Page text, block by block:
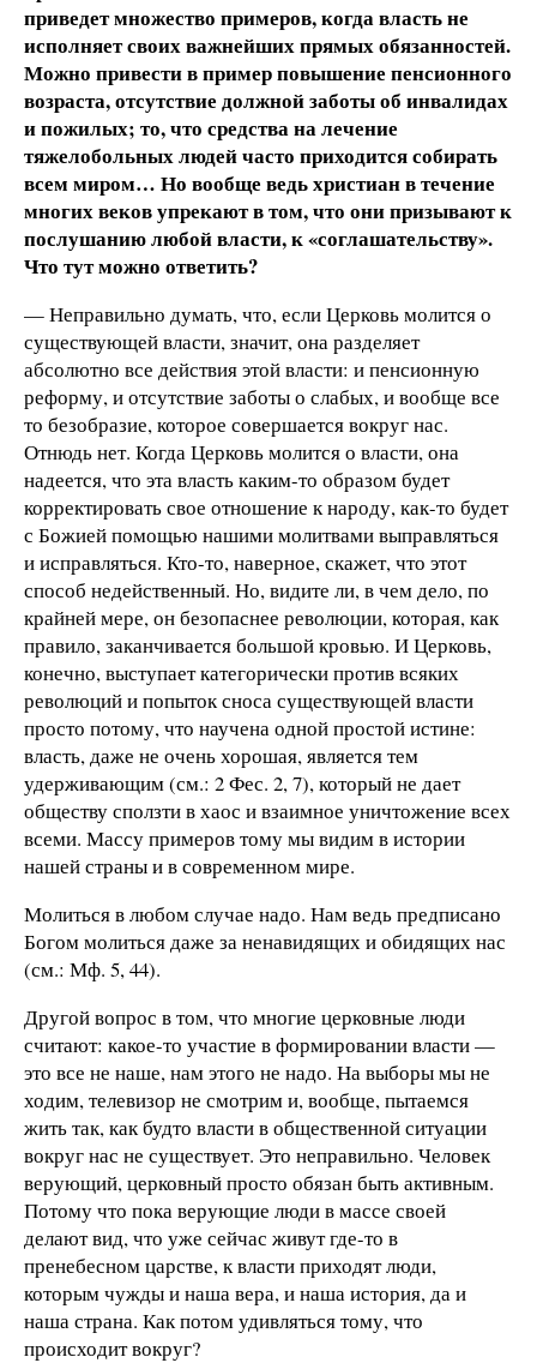
приведет множество примеров, когда власть не
исполняет своих важнейших прямых обязанностей.
Можно привести в пример повышение пенсионного
возраста, отсутствие должной заботы об инвалидах
и пожилых; то, что средства на лечение
тяжелобольных людей часто приходится собирать
всем миром… Но вообще ведь христиан в течение
многих веков упрекают в том, что они призывают к
послушанию любой власти, к «соглашательству».
Что тут можно ответить?
— Неправильно думать, что, если Церковь молится о
существующей власти, значит, она разделяет
абсолютно все действия этой власти: и пенсионную
реформу, и отсутствие заботы о слабых, и вообще все
то безобразие, которое совершается вокруг нас.
Отнюдь нет. Когда Церковь молится о власти, она
надеется, что эта власть каким-то образом будет
корректировать свое отношение к народу, как-то будет
с Божией помощью нашими молитвами выправляться
и исправляться. Кто-то, наверное, скажет, что этот
способ недейственный. Но, видите ли, в чем дело, по
крайней мере, он безопаснее революции, которая, как
правило, заканчивается большой кровью. И Церковь,
конечно, выступает категорически против всяких
революций и попыток сноса существующей власти
просто потому, что научена одной простой истине:
власть, даже не очень хорошая, является тем
удерживающим (см.: 2 Фес. 2, 7), который не дает
обществу сползти в хаос и взаимное уничтожение всех
всеми. Массу примеров тому мы видим в истории
нашей страны и в современном мире.
Молиться в любом случае надо. Нам ведь предписано
Богом молиться даже за ненавидящих и обидящих нас
(см.: Мф. 5, 44).
Другой вопрос в том, что многие церковные люди
считают: какое-то участие в формировании власти —
это все не наше, нам этого не надо. На выборы мы не
ходим, телевизор не смотрим и, вообще, пытаемся
жить так, как будто власти в общественной ситуации
вокруг нас не существует. Это неправильно. Человек
верующий, церковный просто обязан быть активным.
Потому что пока верующие люди в массе своей
делают вид, что уже сейчас живут где-то в
пренебесном царстве, к власти приходят люди,
которым чужды и наша вера, и наша история, да и
наша страна. Как потом удивляться тому, что
происходит вокруг?